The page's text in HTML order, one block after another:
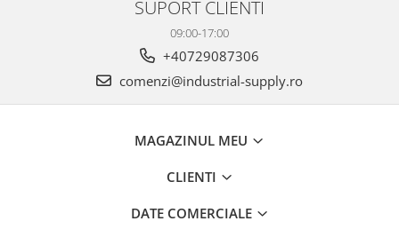
SUPORT CLIENTI
09:00-17:00
+40729087306
comenzi@industrial-supply.ro
MAGAZINUL MEU
CLIENTI
DATE COMERCIALE